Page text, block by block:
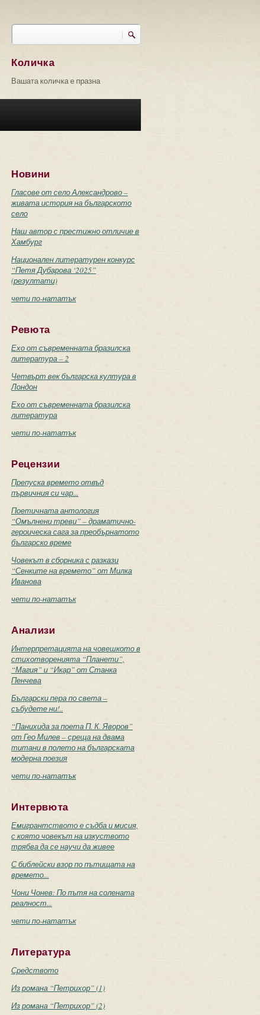
Търси
Количка
Вашата количка е празна
Новини
Гласове от село Александрово –
живата история на българското
село
Наш автор с престижно отличие в
Хамбург
Национален литературен конкурс
“Петя Дубарова ‘2025”
(резултати)
чети по-нататък
Ревюта
Ехо от съвременната бразилска
литература – 2
Четвърт век българска култура в
Лондон
Ехо от съвременната бразилска
литература
чети по-нататък
Рецензии
Препуска времето отвъд
първичния си чар...
Поетичната антология
“Омълнени треви” – драматично-
героическа сага за преобърнатото
българско време
Човекът в сборника с разкази
“Сенките на времето” от Милка
Иванова
чети по-нататък
Анализи
Интерпретацията на човешкото в
стихотворенията “Планети”,
“Магия” и “Икар” от Станка
Пенчева
Български пера по света –
събудете ни!..
“Панихида за поета П. К. Яворов”
от Гео Милев – среща на двама
титани в полето на българската
модерна поезия
чети по-нататък
Интервюта
Емигрантството е съдба и мисия,
с която човекът на изкуството
трябва да се научи да живее
С библейски взор по пътищата на
времето...
Чони Чонев: По пътя на солената
реалност...
чети по-нататък
Литература
Средството
Из романа “Петрихор” (1)
Из романа “Петрихор” (2)